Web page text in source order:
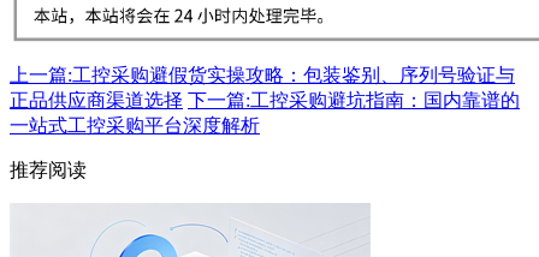
上一篇:工控采购避假货实操攻略：包装鉴别、序列号验证与
正品供应商渠道选择 下一篇:工控采购避坑指南：国内靠谱的
一站式工控采购平台深度解析
推荐阅读